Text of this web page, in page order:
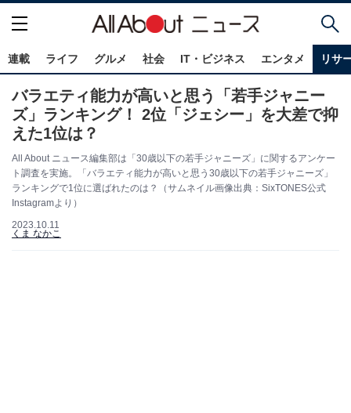
連載 ライフ グルメ 社会 IT・ビジネス エンタメ リサ
バラエティ能力が高いと思う「若手ジャニー
ズ」ランキング！ 2位「ジェシー」を大差で抑
えた1位は？
All About ニュース編集部は「30歳以下の若手ジャニーズ」に関するアンケー
ト調査を実施。「バラエティ能力が高いと思う30歳以下の若手ジャニーズ」
ランキングで1位に選ばれたのは？（サムネイル画像出典：SixTONES公式
Instagramより）
2023.10.11
くま なかこ